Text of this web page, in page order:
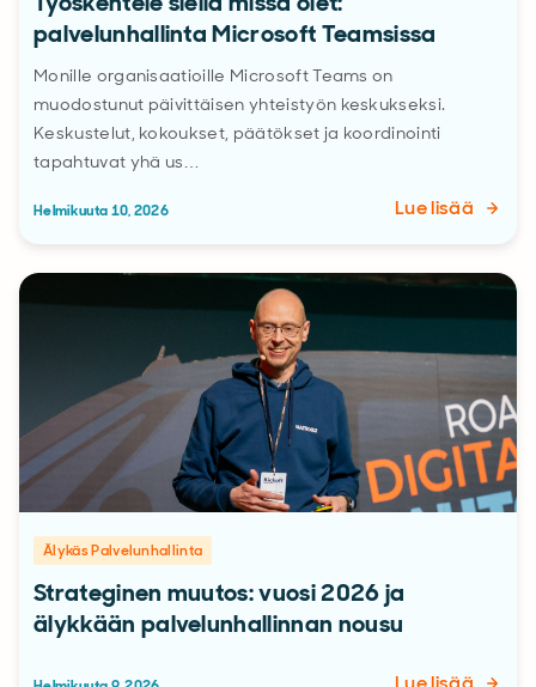
palvelunhallinta Microsoft Teamsissa
Monille organisaatioille Microsoft Teams on
muodostunut päivittäisen yhteistyön keskukseksi.
Keskustelut, kokoukset, päätökset ja koordinointi
tapahtuvat yhä us…
Helmikuuta 10, 2026 Lue lisää
Älykäs Palvelunhallinta
Strateginen muutos: vuosi 2026 ja
älykkään palvelunhallinnan nousu